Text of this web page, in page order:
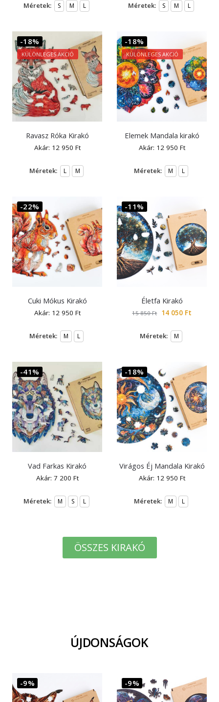
Méretek: S M L Méretek: S M L
-18%
KÜLÖNLEGES AKCIÓ
Ravasz Róka Kirakó
Akár: 12 950 Ft
Méretek: L M
-18%
KÜLÖNLEGES AKCIÓ
Elemek Mandala kirakó
Akár: 12 950 Ft
Méretek: M L
-22%
Cuki Mókus Kirakó
Akár: 12 950 Ft
Méretek: M L
-11%
Életfa Kirakó
15 850Ft 14 050 Ft
Méretek: M
-41%
Vad Farkas Kirakó
Akár: 7 200 Ft
Méretek: M S L
-18%
Virágos Éj Mandala Kirakó
Akár: 12 950 Ft
Méretek: M L
ÖSSZES KIRAKÓ
ÚJDONSÁGOK
-9% -9%